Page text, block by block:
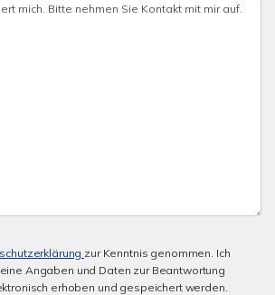
zur Kenntnis genommen. Ich
Angaben und Daten zur Beantwortung
erhoben und gespeichert werden.